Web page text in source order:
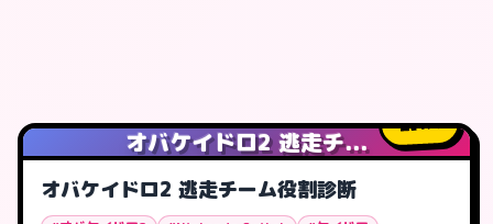
オバケイドロ2 逃走チ...
1人
オバケイドロ2 逃走チーム役割診断